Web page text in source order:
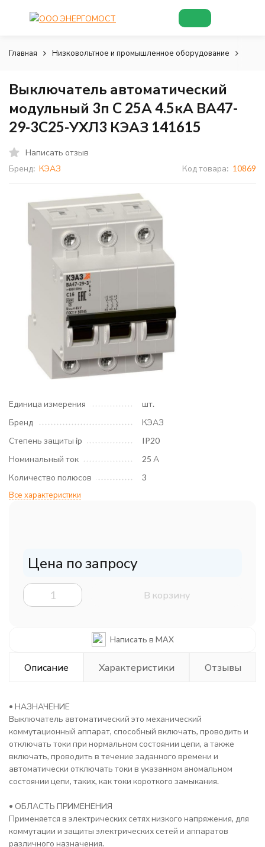
Главная Низковольтное и промышленное оборудование
Выключатель автоматический
модульный 3п C 25А 4.5кА ВА47-
29-3C25-УХЛ3 КЭАЗ 141615
Написать отзыв
Бренд: КЭАЗ Код товара: 10869
Единица измерения
шт.
Бренд
КЭАЗ
Степень защиты ip
IP20
Номинальный ток
25 А
Количество полюсов
3
Все характеристики
Цена по запросу
В корзину
Написать в MAX
Описание Характеристики Отзывы
• НАЗНАЧЕНИЕ
Выключатель автоматический это механический
коммутационный аппарат, способный включать, проводить и
отключать токи при нормальном состоянии цепи, а также
включать, проводить в течение заданного времени и
автоматически отключать токи в указанном аномальном
состоянии цепи, таких, как токи короткого замыкания.
• ОБЛАСТЬ ПРИМЕНЕНИЯ
Применяется в электрических сетях низкого напряжения, для
коммутации и защиты электрических сетей и аппаратов
различного назначения.